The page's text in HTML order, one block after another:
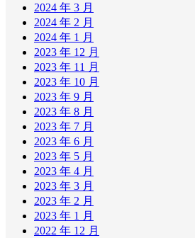
2024 年 3 月
2024 年 2 月
2024 年 1 月
2023 年 12 月
2023 年 11 月
2023 年 10 月
2023 年 9 月
2023 年 8 月
2023 年 7 月
2023 年 6 月
2023 年 5 月
2023 年 4 月
2023 年 3 月
2023 年 2 月
2023 年 1 月
2022 年 12 月